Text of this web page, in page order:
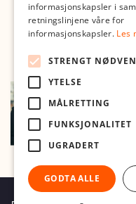
Copyright © 2026
informasjonskapsler i
retningslinjene våre for
informasjonskapsler. Les
STRENGT
YTELSE
MÅLRETTING
FUNKSJONALITET
UGRADERT
GODTA ALLE